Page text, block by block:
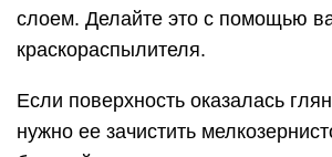
слоем. Делайте это с помощью
краскораспылителя.
Если поверхность оказалась
нужно ее зачистить